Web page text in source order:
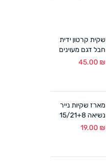
שקית קרטון ידית
חבל דגם מעוינים
45.00 ₪
מארז שקיות נייר
נשיאה 15/21+8
ס"מ ידית מגולגלת
19.00 ₪